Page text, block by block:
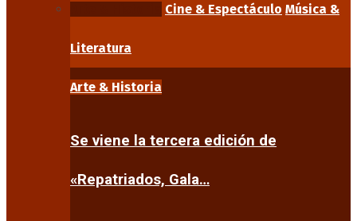
Cine & Espectáculo Música &
Literatura
Arte & Historia
Se viene la tercera edición de
«Repatriados, Gala…